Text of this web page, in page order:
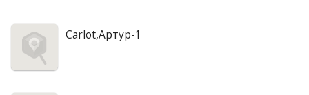
Carlot,Артур-1